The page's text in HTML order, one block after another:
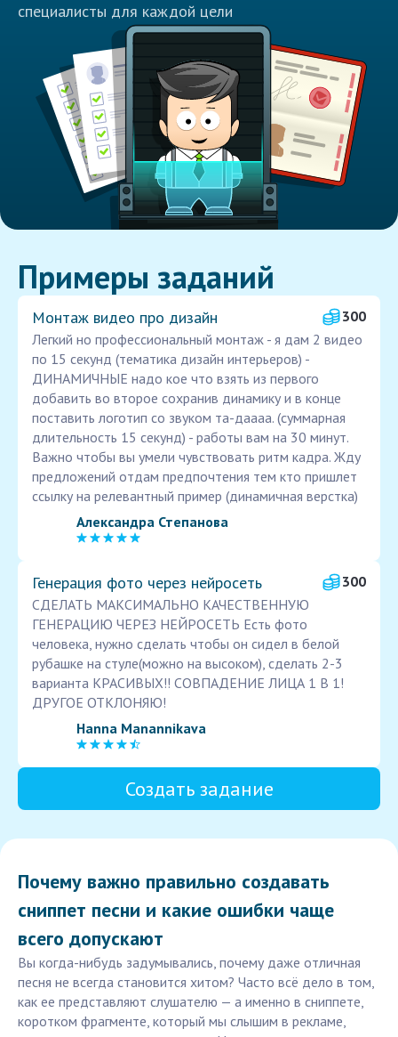
специалисты для каждой цели
Примеры заданий
Монтаж видео про дизайн
300
Легкий но профессиональный монтаж - я дам 2 видео
по 15 секунд (тематика дизайн интерьеров) -
ДИНАМИЧНЫЕ надо кое что взять из первого
добавить во второе сохранив динамику и в конце
поставить логотип со звуком та-даааа. (суммарная
длительность 15 секунд) - работы вам на 30 минут.
Важно чтобы вы умели чувствовать ритм кадра. Жду
предложений отдам предпочтения тем кто пришлет
ссылку на релевантный пример (динамичная верстка)
Александра Степанова
Генерация фото через нейросеть
300
СДЕЛАТЬ МАКСИМАЛЬНО КАЧЕСТВЕННУЮ
ГЕНЕРАЦИЮ ЧЕРЕЗ НЕЙРОСЕТЬ Есть фото
человека, нужно сделать чтобы он сидел в белой
рубашке на стуле(можно на высоком), сделать 2-3
варианта КРАСИВЫХ!! СОВПАДЕНИЕ ЛИЦА 1 В 1!
ДРУГОЕ ОТКЛОНЯЮ!
Hanna Manannikava
Создать задание
Почему важно правильно создавать
сниппет песни и какие ошибки чаще
всего допускают
Вы когда-нибудь задумывались, почему даже отличная
песня не всегда становится хитом? Часто всё дело в том,
как ее представляют слушателю — а именно в сниппете,
коротком фрагменте, который мы слышим в рекламе,